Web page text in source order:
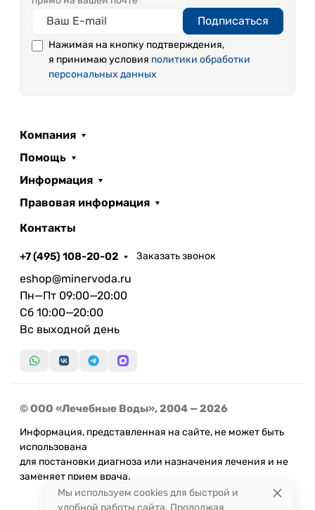
Подписаться
Нажимая на кнопку подтверждения,
я принимаю условия политики обработки
персональных данных
Компания
Помощь
Информация
Правовая информация
Контакты
+7 (495) 108-20-02 Заказать звонок
eshop@minervoda.ru
Пн—Пт 09:00—20:00
Сб 10:00—20:00
Вс выходной день
© ООО «Лечебные Воды», 2004 — 2026
Информация, представленная на сайте, не может быть
использована
для постановки диагноза или назначения лечения и не
заменяет прием врача.
Мы используем cookies для быстрой и
удобной работы сайта. Продолжая